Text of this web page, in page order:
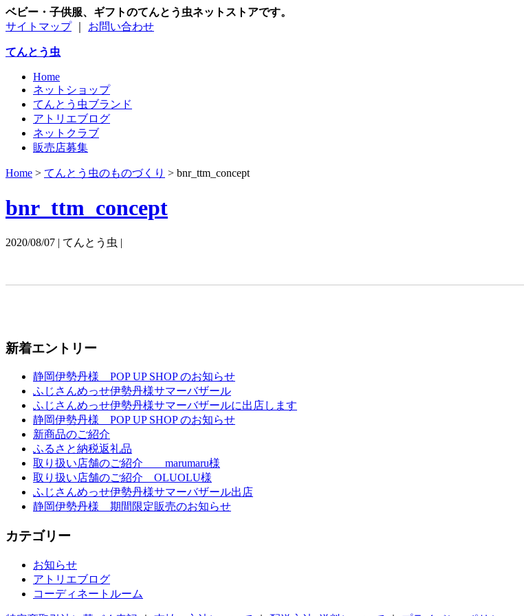
ベビー・子供服、ギフトのてんとう虫ネットストアです。
サイトマップ｜ お問い合わせ
てんとう虫
Home
ネットショップ
てんとう虫ブランド
アトリエブログ
ネットクラブ
販売店募集
Home > てんとう虫のものづくり > bnr_ttm_concept
bnr_ttm_concept
2020/08/07 | てんとう虫 |
新着エントリー
静岡伊勢丹様 POP UP SHOP のお知らせ
ふじさんめっせ伊勢丹様サマーバザール
ふじさんめっせ伊勢丹様サマーバザールに出店します
静岡伊勢丹様 POP UP SHOP のお知らせ
新商品のご紹介
ふるさと納税返礼品
取り扱い店舗のご紹介 marumaru様
取り扱い店舗のご紹介 OLUOLU様
ふじさんめっせ伊勢丹様サマーバザール出店
静岡伊勢丹様 期間限定販売のお知らせ
カテゴリー
お知らせ
アトリエブログ
コーディネートルーム